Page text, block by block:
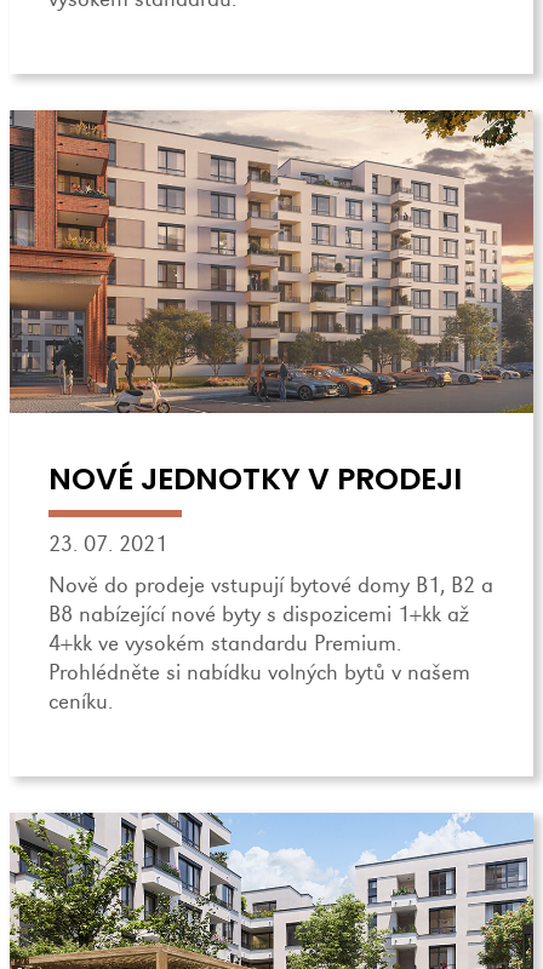
NOVÉ JEDNOTKY V PRODEJI
23. 07. 2021
Nově do prodeje vstupují bytové domy B1, B2 a
B8 nabízející nové byty s dispozicemi 1+kk až
4+kk ve vysokém standardu Premium.
Prohlédněte si nabídku volných bytů v našem
ceníku.